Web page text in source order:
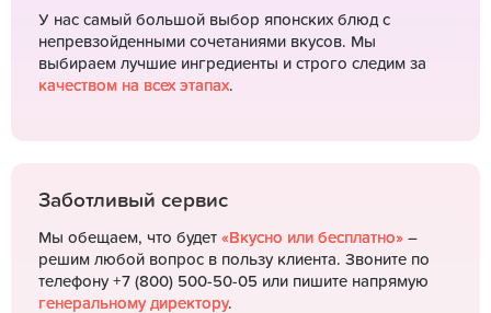
У нас самый большой выбор японских блюд с
непревзойденными сочетаниями вкусов. Мы
выбираем лучшие ингредиенты и строго следим за
качеством на всех этапах.
Заботливый сервис
Мы обещаем, что будет «Вкусно или бесплатно» –
решим любой вопрос в пользу клиента. Звоните по
телефону +7 (800) 500-50-05 или пишите напрямую
генеральному директору.